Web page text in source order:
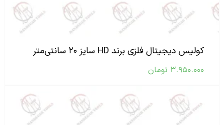
کولیس دیجیتال فلزی برند HD سایز ۲۰ سانتی‌متر
۳.۹۵۰.۰۰۰ تومان